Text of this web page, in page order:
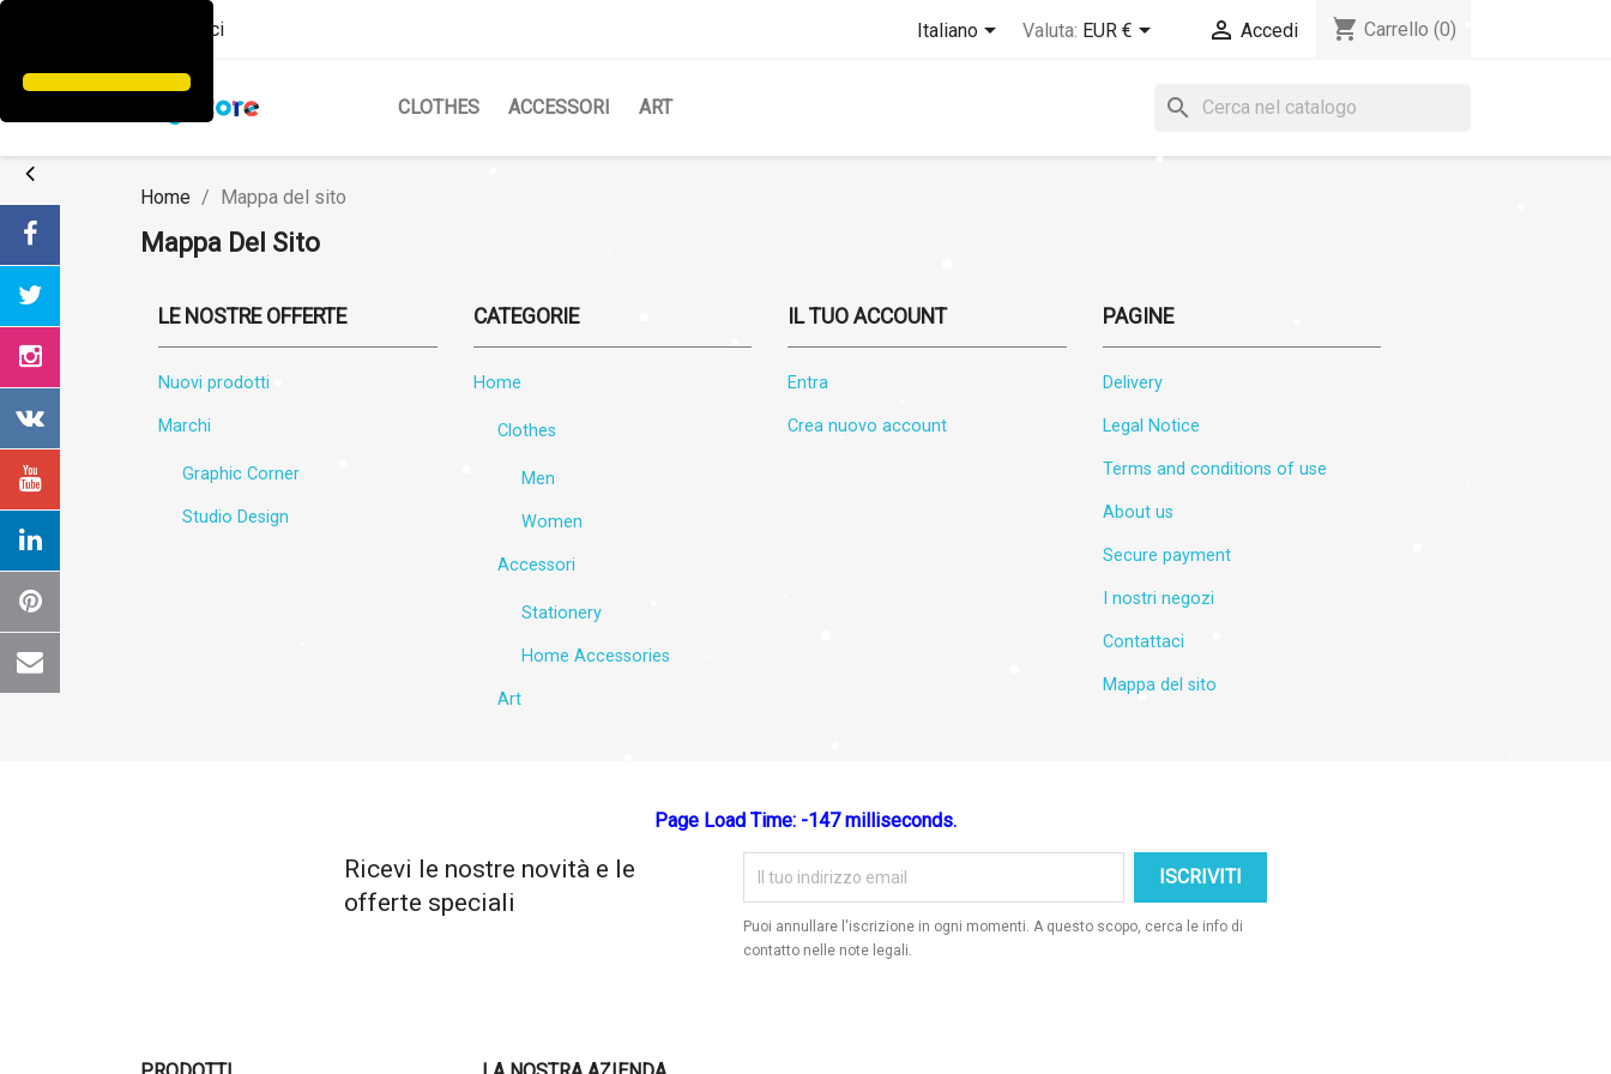
Contattaci Italiano Valuta: EUR €  Accedi shopping_cart Carrello (0)
CLOTHES ACCESSORI ART search
Home Mappa del sito
Mappa Del Sito
LE NOSTRE OFFERTE
Nuovi prodotti
Marchi
Graphic Corner
Studio Design
CATEGORIE
Home
Clothes
Men
Women
Accessori
Stationery
Home Accessories
Art
IL TUO ACCOUNT
Entra
Crea nuovo account
PAGINE
Delivery
Legal Notice
Terms and conditions of use
About us
Secure payment
I nostri negozi
Contattaci
Mappa del sito
Page Load Time: -147 milliseconds.
Ricevi le nostre novità e le
offerte speciali
Puoi annullare l'iscrizione in ogni momenti. A questo scopo, cerca le info di
contatto nelle note legali.
Crea lista dei desideri